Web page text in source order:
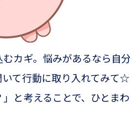
カギ。悩みがあるなら自
いて行動に取り入れてみ
と考えることで、ひとま